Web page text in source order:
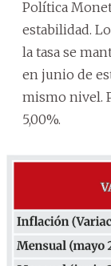
Política
estabilidad.
la tasa se
en junio de
mismo nivel.
5,00%.